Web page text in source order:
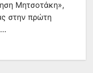
Μητσοτάκη»,
στην πρώτη